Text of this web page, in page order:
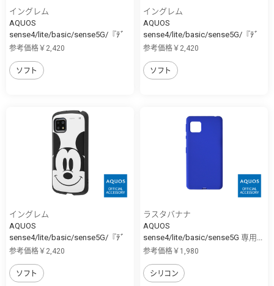
イングレム
AQUOS
sense4/lite/basic/sense5G/『ﾃﾞ
ｨ...
参考価格￥2,420
ソフト
イングレム
AQUOS
sense4/lite/basic/sense5G/『ﾃﾞ
ｨ...
参考価格￥2,420
ソフト
イングレム
AQUOS
sense4/lite/basic/sense5G/『ﾃﾞ
ｨ...
参考価格￥2,420
ソフト
ラスタバナナ
AQUOS
sense4/lite/basic/sense5G 専用...
参考価格￥1,980
シリコン